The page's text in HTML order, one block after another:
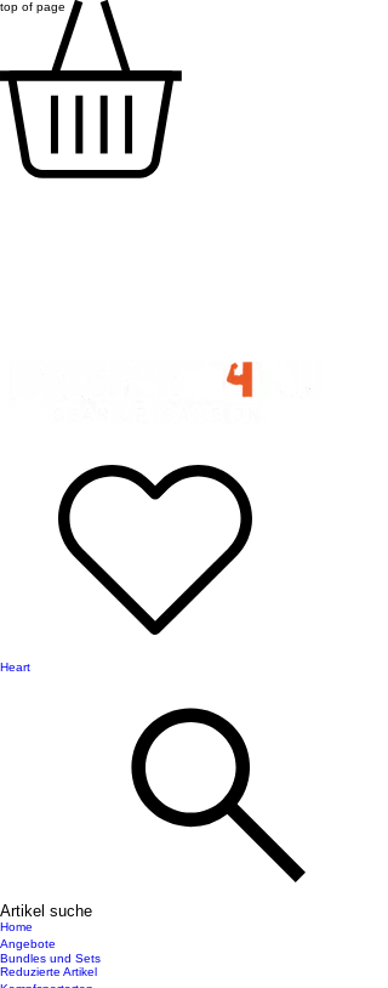
top of page
Heart
Artikel suche
Home
Angebote
Bundles und Sets
Reduzierte Artikel